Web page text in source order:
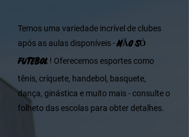
Temos uma variedade incrível de clubes
após as aulas disponíveis -NÃO SÓ
FUTEBOL ! Oferecemos esportes como
tênis, críquete, handebol, basquete,
dança, ginástica e muito mais - consulte o
folheto das escolas para obter detalhes.